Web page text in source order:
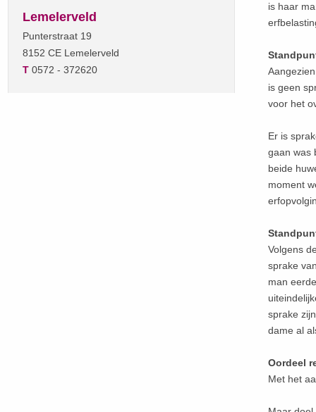
Lemelerveld
Punterstraat 19
8152 CE Lemelerveld
T0572 - 372620
is haar
is geen
voor het
Er is
gaan was
beide
moment
Volgens
sprake
man
sprake
dame al
Oordeel
Met het